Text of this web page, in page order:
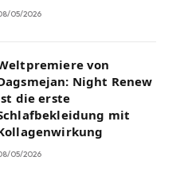
05/2026
von
Night Renew
die erste
mit
05/2026